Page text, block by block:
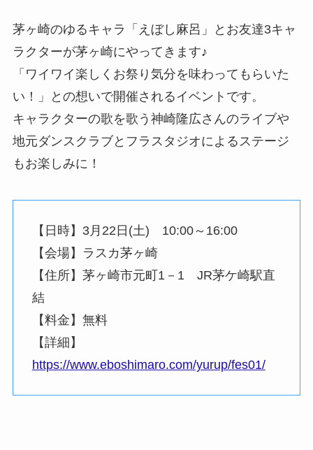
茅ヶ崎のゆるキャラ「えぼし麻呂」とお友達3キャ
ラクターが茅ヶ崎にやってきます♪
「ワイワイ楽しくお祭り気分を味わってもらいた
い！」との想いで開催されるイベントです。
キャラクターの歌を歌う神崎隆広さんのライブや
地元ダンスクラブとフラスタジオによるステージ
もお楽しみに！
【日時】3月22日(土) 10:00～16:00
【会場】ラスカ茅ヶ崎
【住所】茅ヶ崎市元町1－1 JR茅ケ崎駅直
結
【料金】無料
【詳細】
https://www.eboshimaro.com/yurup/fes01/